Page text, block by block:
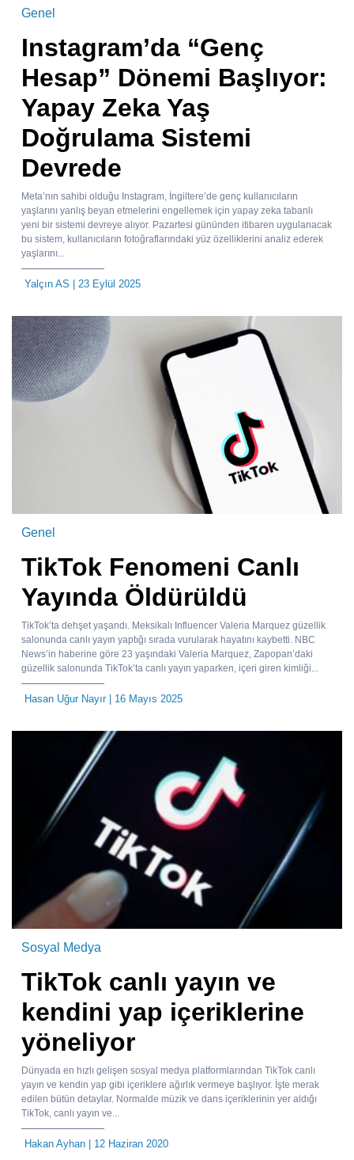
Genel
Instagram’da “Genç
Hesap” Dönemi Başlıyor:
Yapay Zeka Yaş
Doğrulama Sistemi
Devrede
Meta’nın sahibi olduğu Instagram, İngiltere’de genç kullanıcıların
yaşlarını yanlış beyan etmelerini engellemek için yapay zeka tabanlı
yeni bir sistemi devreye alıyor. Pazartesi gününden itibaren uygulanacak
bu sistem, kullanıcıların fotoğraflarındaki yüz özelliklerini analiz ederek
yaşlarını...
Yalçın AS | 23 Eylül 2025
Genel
TikTok Fenomeni Canlı
Yayında Öldürüldü
TikTok’ta dehşet yaşandı. Meksikalı Influencer Valeria Marquez güzellik
salonunda canlı yayın yaptığı sırada vurularak hayatını kaybetti. NBC
News’in haberine göre 23 yaşındaki Valeria Marquez, Zapopan’daki
güzellik salonunda TikTok’ta canlı yayın yaparken, içeri giren kimliği...
Hasan Uğur Nayır| 16 Mayıs 2025
Sosyal Medya
TikTok canlı yayın ve
kendini yap içeriklerine
yöneliyor
Dünyada en hızlı gelişen sosyal medya platformlarından TikTok canlı
yayın ve kendin yap gibi içeriklere ağırlık vermeye başlıyor. İşte merak
edilen bütün detaylar. Normalde müzik ve dans içeriklerinin yer aldığı
TikTok, canlı yayın ve...
Hakan Ayhan | 12 Haziran 2020